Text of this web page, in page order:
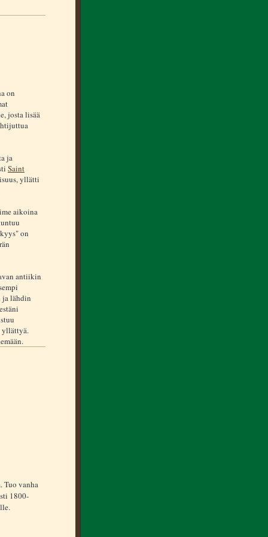
on
josta lisää
ja
Saint
yllätti
aikoina
on
antiikin
ja lähdin
yllättyä.
Tuo vanha
1800-